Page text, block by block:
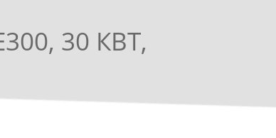
30 КВТ,